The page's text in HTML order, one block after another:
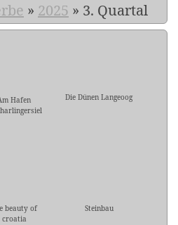
» 2025 » 3. Quartal
Hafen
Die Dünen Langeoog
beauty of
croatia
Steinbau